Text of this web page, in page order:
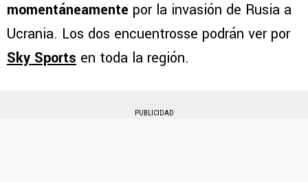
momentáneamente por la invasión de Rusia a
Ucrania. Los dos encuentrosse podrán ver por
Sky Sports en toda la región.
PUBLICIDAD